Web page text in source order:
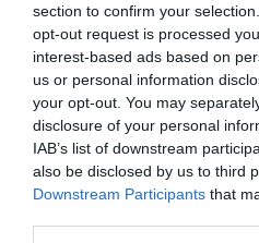
section to confirm your
opt-out request is processed
interest-based ads based on
us or personal information
your opt-out. You may
disclosure of your personal
IAB’s list of downstream
also be disclosed by us to third
Downstream Participants that
Έγιναν πολλαπλές
διαφορετικές
λεπτά, αλλά δεν
Τουρκία: Ένα
δευτερόλεπτα